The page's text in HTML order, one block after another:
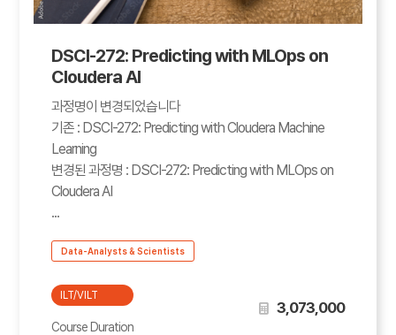
DSCI-272: Predicting with MLOps on
Cloudera AI
과정명이 변경되었습니다
기존 : DSCI-272: Predicting with Cloudera Machine
Learning
변경된 과정명 : DSCI-272: Predicting with MLOps on
Cloudera AI
...
Data-Analysts & Scientists
ILT/VILT
Course Duration
3,073,000